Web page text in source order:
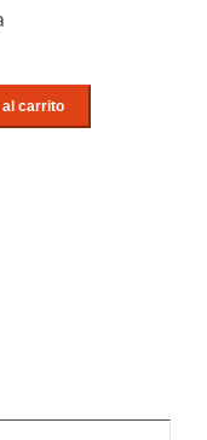
carrito